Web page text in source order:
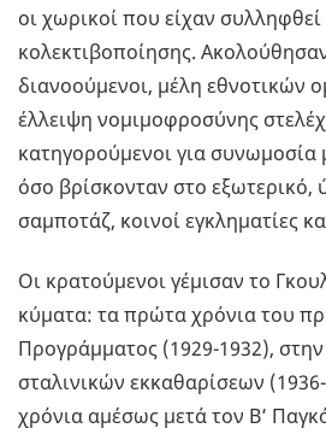
οι χωρικοί που είχαν
κολεκτιβοποίησης.
διανοούμενοι, μέλη εθνοτικών
έλλειψη νομιμοφροσύνης
κατηγορούμενοι για συνωμοσία
όσο βρίσκονταν στο εξωτερικό,
σαμποτάζ, κοινοί εγκληματίες
Οι κρατούμενοι γέμισαν το
κύματα: τα πρώτα χρόνια του
Προγράμματος (1929-1932),
σταλινικών εκκαθαρίσεων
χρόνια αμέσως μετά τον Β’